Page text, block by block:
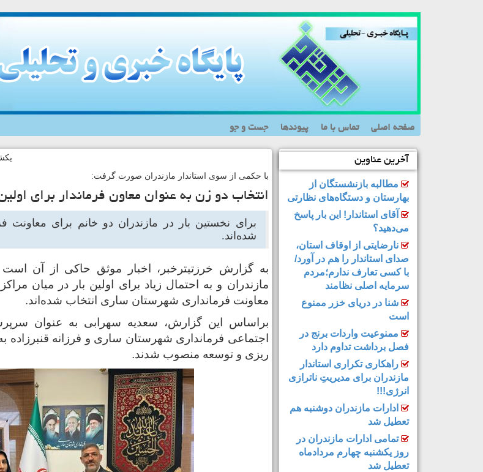
صفحه اصلی تماس با ما پیوندها جست و جو
آخرین عناوین
مطالبه بازنشستگان از
بهارستان و دستگاه‌های نظارتی
آقای استاندار! این بار پاسخ
می‌دهید؟
نارضایتی از اوقاف استان،
صدای استاندار را هم در آورد/
با کسی تعارف ندارم؛مردم
سرمایه اصلی نظامند
شنا در دریای خزر ممنوع
است
ممنوعیت واردات برنج در
فصل برداشت تداوم دارد
راهکاری تکراری استاندار
مازندران برای مدیریتِ ناترازی
انرژی!!!
ادارات مازندران دوشنبه هم
تعطیل شد
تمامی ادارات مازندران در
روز یکشنبه چهارم مردادماه
تعطیل شد
يکشنبه 18 خرداد
با حکمی از سوی استاندار مازندران صورت گرفت:
انتخاب دو زن به عنوان معاون‌ فرماندار برای‌
برای نخستین بار در مازندران دو خانم‌ برای معاونت‌
شده‌اند.
به گزارش خرزتیترخبر، اخبار موثق حاکی از آن است
مازندران و به احتمال زیاد برای‌ اولین بار در ميان
معاونت‌ فرمانداری شهرستان ساری انتخاب شده‌اند.
براساس این گزارش، سعدیه سهرابی به عنوان
اجتماعی فرمانداری شهرستان ساری و فرزانه
ریزی و توسعه منصوب شدند.